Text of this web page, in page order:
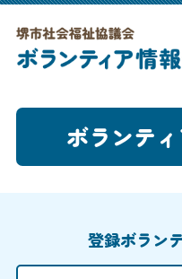
ボランテ
登録ボラン